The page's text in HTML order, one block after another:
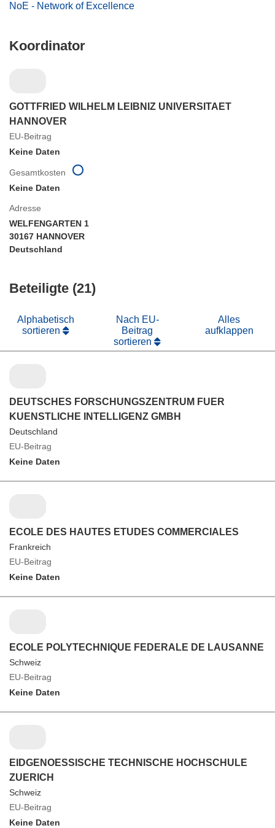
NoE - Network of Excellence
Koordinator
GOTTFRIED WILHELM LEIBNIZ UNIVERSITAET
HANNOVER
EU-Beitrag
Keine Daten
Adresse
WELFENGARTEN 1
30167 HANNOVER
Deutschland
Gesamtkosten
Keine Daten
Beteiligte (21)
Alphabetisch
sortieren
Nach EU-
Beitrag
sortieren
Alles
aufklappen
DEUTSCHES FORSCHUNGSZENTRUM FUER
KUENSTLICHE INTELLIGENZ GMBH
Deutschland
EU-Beitrag
Keine Daten
ECOLE DES HAUTES ETUDES COMMERCIALES
Frankreich
EU-Beitrag
Keine Daten
ECOLE POLYTECHNIQUE FEDERALE DE LAUSANNE
Schweiz
EU-Beitrag
Keine Daten
EIDGENOESSISCHE TECHNISCHE HOCHSCHULE
ZUERICH
Schweiz
EU-Beitrag
Keine Daten